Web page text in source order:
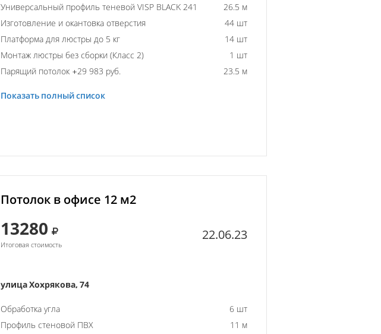
Универсальный профиль теневой VISP BLACK 241
26.5 м
Изготовление и окантовка отверстия
44 шт
Платформа для люстры до 5 кг
14 шт
Монтаж люстры без сборки (Класс 2)
1 шт
Парящий потолок +29 983 руб.
23.5 м
Показать полный список
Потолок в офисе 12 м2
13280
Итоговая стоимость
22.06.23
улица Хохрякова, 74
Обработка угла
6 шт
Профиль стеновой ПВХ
11 м